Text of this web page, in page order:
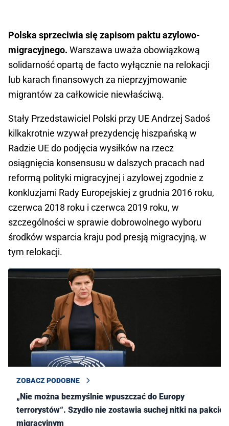
Polska sprzeciwia się zapisom paktu azylowo-
migracyjnego. Warszawa uważa obowiązkową
solidarność opartą de facto wyłącznie na relokacji
lub karach finansowych za nieprzyjmowanie
migrantów za całkowicie niewłaściwą.
Stały Przedstawiciel Polski przy UE Andrzej Sadoś
kilkakrotnie wzywał prezydencję hiszpańską w
Radzie UE do podjęcia wysiłków na rzecz
osiągnięcia konsensusu w dalszych pracach nad
reformą polityki migracyjnej i azylowej zgodnie z
konkluzjami Rady Europejskiej z grudnia 2016 roku,
czerwca 2018 roku i czerwca 2019 roku, w
szczególności w sprawie dobrowolnego wyboru
środków wsparcia kraju pod presją migracyjną, w
tym relokacji.
ZOBACZ PODOBNE
„Nie można bezmyślnie wpuszczać do Europy
terrorystów“. Szydło nie zostawia suchej nitki na pakcie
migracyjnym